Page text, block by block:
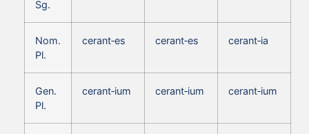
Sg.
Nom.
Pl.
cerant‑es cerant‑es cerant‑ia
Gen.
Pl.
cerant‑ium cerant‑ium cerant‑ium